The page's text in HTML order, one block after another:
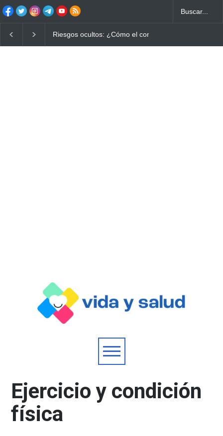
Ayuno Digital: La Estrategia Esencial para Mejorar tu
Ejercicio y condición
física